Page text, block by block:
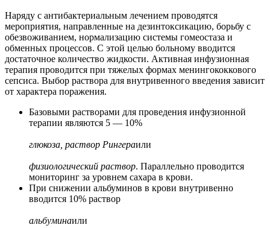
Наряду с антибактериальным лечением проводятся
мероприятия, направленные на дезинтоксикацию, борьбу с
обезвоживанием, нормализацию системы гомеостаза и
обменных процессов. С этой целью больному вводится
достаточное количество жидкости. Активная инфузионная
терапия проводится при тяжелых формах менингококкового
сепсиса. Выбор раствора для внутривенного введения зависит
от характера поражения.
Базовыми растворами для проведения инфузионной
терапии являются 5 — 10%
глюкоза, раствор Рингераили
физиологический раствор. Параллельно проводится
мониторинг за уровнем сахара в крови.
При снижении альбуминов в крови внутривенно
вводится 10% раствор
альбуминаили